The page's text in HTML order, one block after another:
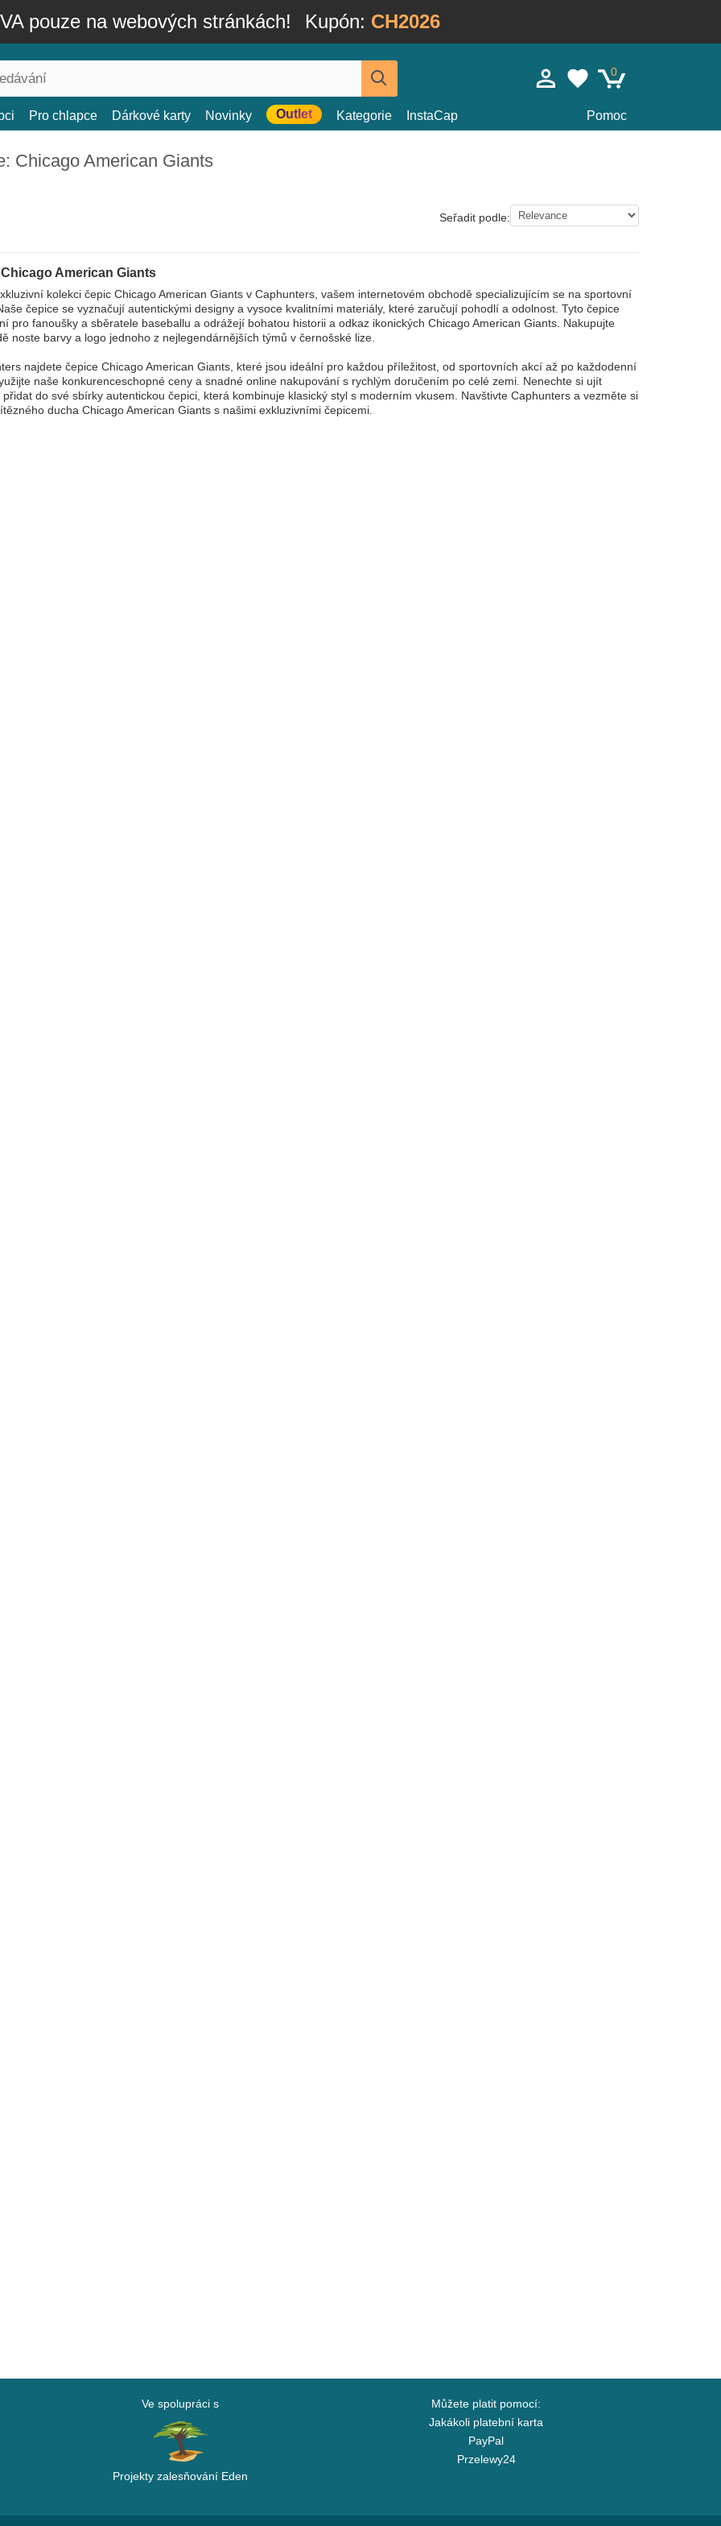
pouze na webových stránkách! Kupón: CH2026
0
Pro chlapce Dárkové karty Novinky Outlet Kategorie InstaCap Pomoc
Chicago American Giants
Seřadit podle:
American Giants
kolekci čepic Chicago American Giants v Caphunters, vašem internetovém obchodě specializujícím se na sportovní
čepice se vyznačují autentickými designy a vysoce kvalitními materiály, které zaručují pohodlí a odolnost. Tyto čepice
pro fanoušky a sběratele baseballu a odrážejí bohatou historii a odkaz ikonických Chicago American Giants. Nakupujte
noste barvy a logo jednoho z nejlegendárnějších týmů v černošské lize.
najdete čepice Chicago American Giants, které jsou ideální pro každou příležitost, od sportovních akcí až po každodenní
naše konkurenceschopné ceny a snadné online nakupování s rychlým doručením po celé zemi. Nenechte si ujít
přidat do své sbírky autentickou čepici, která kombinuje klasický styl s moderním vkusem. Navštivte Caphunters a vezměte si
ducha Chicago American Giants s našimi exkluzivními čepicemi.
Ve spolupráci s
Projekty zalesňování Eden
Můžete platit pomocí:
Jakákoli platební karta
PayPal
Przelewy24